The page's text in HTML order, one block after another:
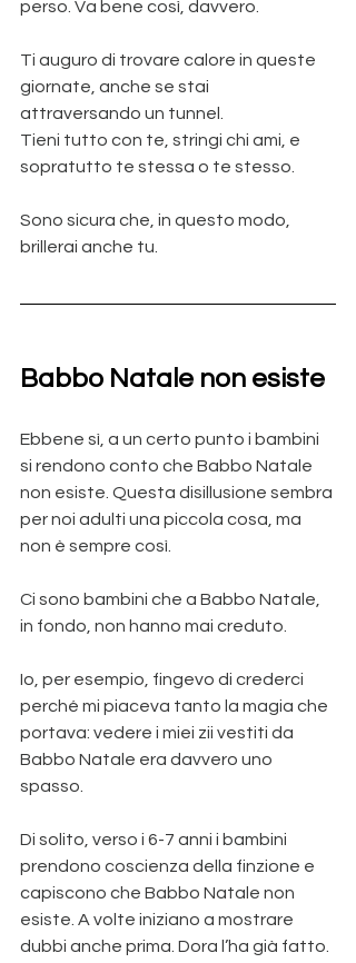
perso. Va bene così, davvero.
Ti auguro di trovare calore in queste
giornate, anche se stai
attraversando un tunnel.
Tieni tutto con te, stringi chi ami, e
sopratutto te stessa o te stesso.
Sono sicura che, in questo modo,
brillerai anche tu.
Babbo Natale non esiste
Ebbene sì, a un certo punto i bambini
si rendono conto che Babbo Natale
non esiste. Questa disillusione sembra
per noi adulti una piccola cosa, ma
non è sempre così.
Ci sono bambini che a Babbo Natale,
in fondo, non hanno mai creduto.
Io, per esempio, fingevo di crederci
perché mi piaceva tanto la magia che
portava: vedere i miei zii vestiti da
Babbo Natale era davvero uno
spasso.
Di solito, verso i 6-7 anni i bambini
prendono coscienza della finzione e
capiscono che Babbo Natale non
esiste. A volte iniziano a mostrare
dubbi anche prima. Dora l’ha già fatto.